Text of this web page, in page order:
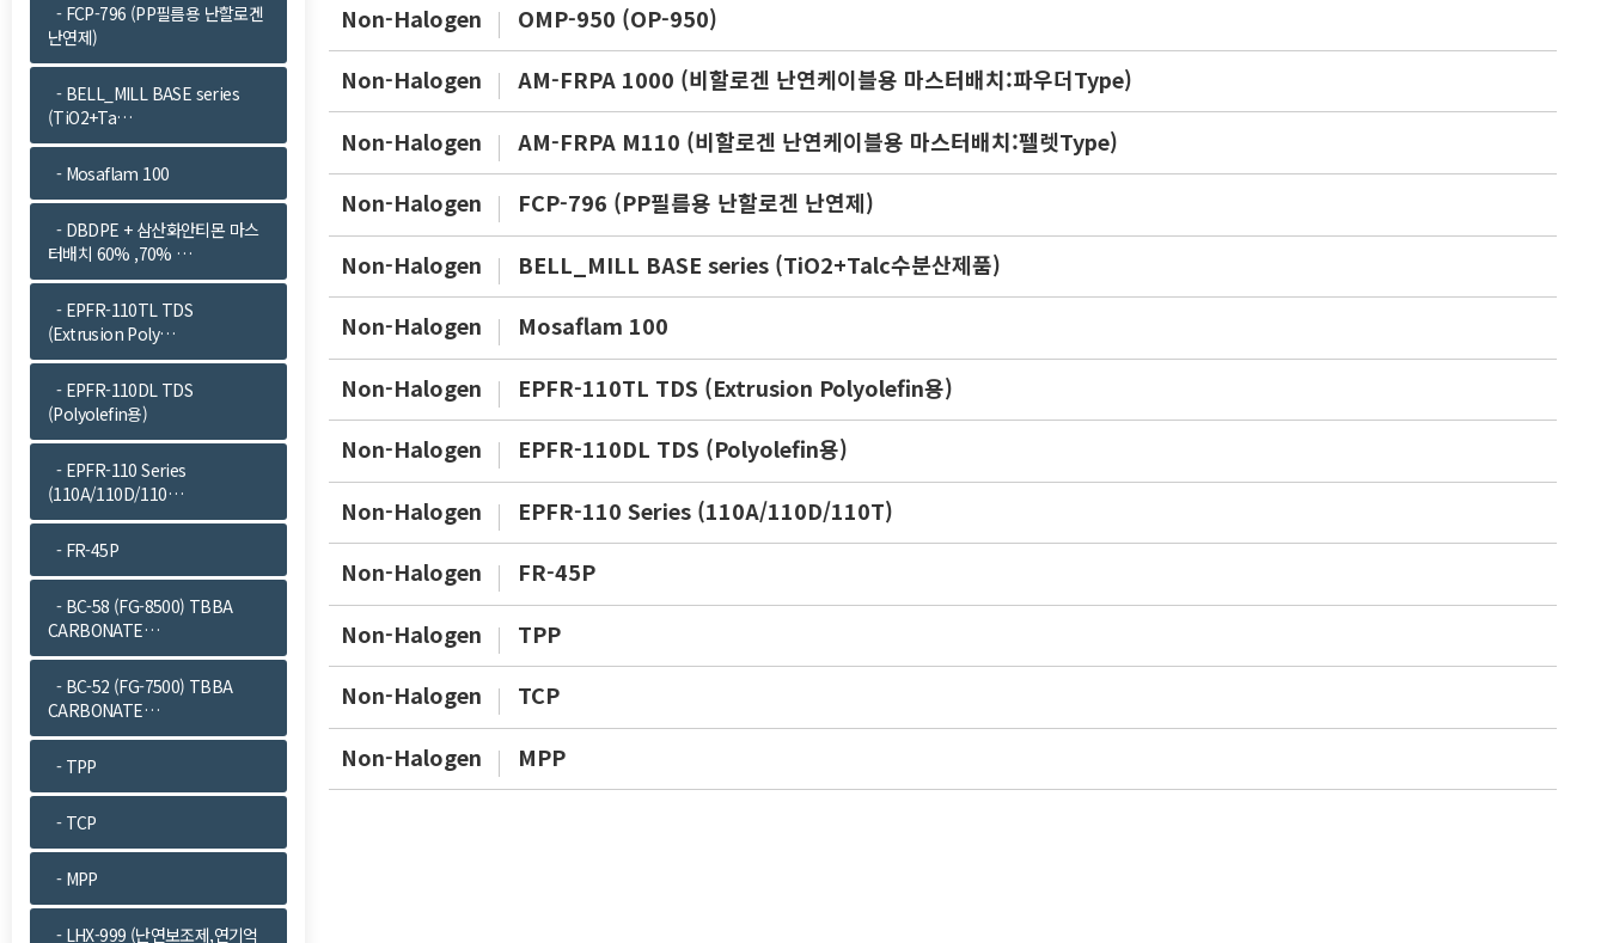
- FCP-796 (PP필름용 난할로겐
난연제)
- BELL_MILL BASE series
(TiO2+Ta…
- Mosaflam 100
- DBDPE + 삼산화안티몬 마스
터배치 60% ,70% …
- EPFR-110TL TDS
(Extrusion Poly…
- EPFR-110DL TDS
(Polyolefin용)
- EPFR-110 Series
(110A/110D/110…
- FR-45P
- BC-58 (FG-8500) TBBA
CARBONATE…
- BC-52 (FG-7500) TBBA
CARBONATE…
- TPP
- TCP
- MPP
- LHX-999 (난연보조제,연기억
Non-Halogen
OMP-950 (OP-950)
Non-Halogen
AM-FRPA 1000 (비할로겐 난연케이블용 마스터배치:파우더Type)
Non-Halogen
AM-FRPA M110 (비할로겐 난연케이블용 마스터배치:펠렛Type)
Non-Halogen
FCP-796 (PP필름용 난할로겐 난연제)
Non-Halogen
BELL_MILL BASE series (TiO2+Talc수분산제품)
Non-Halogen
Mosaflam 100
Non-Halogen
EPFR-110TL TDS (Extrusion Polyolefin용)
Non-Halogen
EPFR-110DL TDS (Polyolefin용)
Non-Halogen
EPFR-110 Series (110A/110D/110T)
Non-Halogen
FR-45P
Non-Halogen
TPP
Non-Halogen
TCP
Non-Halogen
MPP